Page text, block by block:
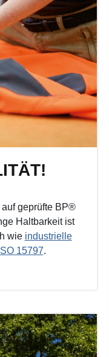
geprüfte BP®
Haltbarkeit ist
wie industrielle
15797.